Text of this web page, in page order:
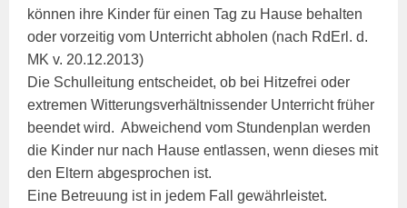
können ihre Kinder für einen Tag zu Hause behalten
oder vorzeitig vom Unterricht abholen (nach RdErl. d.
MK v. 20.12.2013)
Die Schulleitung entscheidet, ob bei Hitzefrei oder
extremen Witterungsverhältnissender Unterricht früher
beendet wird. Abweichend vom Stundenplan werden
die Kinder nur nach Hause entlassen, wenn dieses mit
den Eltern abgesprochen ist.
Eine Betreuung ist in jedem Fall gewährleistet.